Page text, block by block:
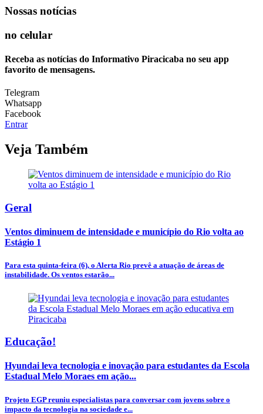
Nossas notícias
no celular
Receba as notícias do Informativo Piracicaba no seu app
favorito de mensagens.
Telegram
Whatsapp
Facebook
Entrar
Veja Também
Geral
Ventos diminuem de intensidade e município do Rio volta ao
Estágio 1
Para esta quinta-feira (6), o Alerta Rio prevê a atuação de áreas de
instabilidade. Os ventos estarão...
Educação!
Hyundai leva tecnologia e inovação para estudantes da Escola
Estadual Melo Moraes em ação...
Projeto EGP reuniu especialistas para conversar com jovens sobre o
impacto da tecnologia na sociedade e...